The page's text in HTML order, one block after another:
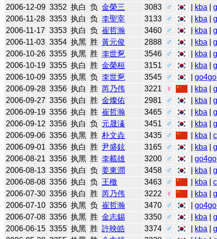
2006-12-09 3352 执白 负 金榮三 3083 ♂ kba |
2006-11-28 3353 执白 负 李聖宰 3133 ♂ kba |
2006-11-17 3353 执白 负 崔哲瀚 3460 ♂ kba |
2006-11-03 3354 执黑 胜 黃元俊 2888 ♂ kba |
2006-10-26 3355 执黑 胜 李世乭 3546 ♂ kba |
2006-10-19 3355 执白 胜 金榮桓 3151 ♂ kba |
2006-10-09 3355 执黑 负 李世乭 3545 ♂ |go4go
2006-09-28 3356 执白 胜 芮乃伟 3221 ♀ kba |
2006-09-27 3356 执白 胜 金燦佑 2981 ♂ kba |
2006-09-19 3356 执白 胜 崔哲瀚 3465 ♂ kba |
2006-09-12 3356 执白 负 元晟溱 3451 ♂ kba |
2006-09-06 3356 执黑 胜 朴文垚 3435 ♂ kba |
2006-09-01 3356 执白 胜 尹盛鉉 3165 ♂ kba |
2006-08-21 3356 执黑 胜 李載雄 3200 ♂ |go4go
2006-08-13 3356 执白 负 姜東潤 3458 ♂ kba |
2006-08-08 3356 执白 负 王檄 3463 ♂ kba |
2006-07-30 3356 执白 胜 芮乃伟 3222 ♀ kba |
2006-07-10 3356 执黑 负 崔哲瀚 3470 ♂ |go4go
2006-07-08 3356 执黑 胜 金志錫 3350 ♂ kba |
2006-06-15 3355 执黑 胜 許映皓 3374 ♂ kba |